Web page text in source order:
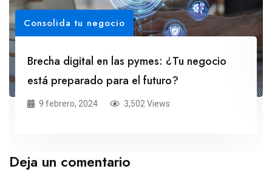
Consolida tu negocio
Brecha digital en las pymes: ¿Tu negocio
está preparado para el futuro?
9 febrero, 2024 3,502 Views
Deja un comentario